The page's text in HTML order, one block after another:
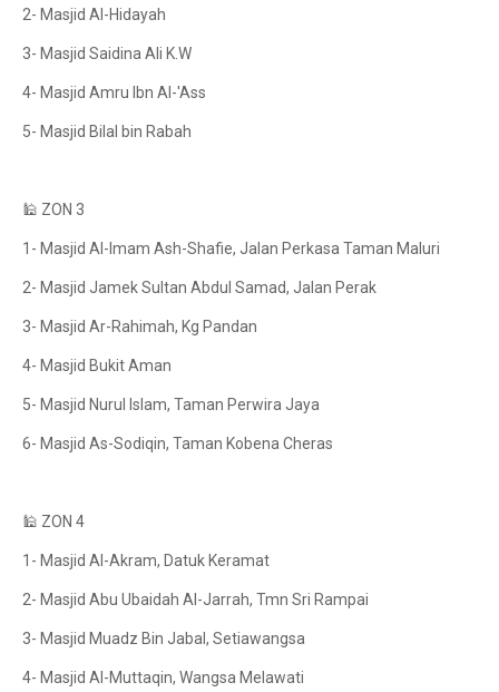
2- Masjid Al-Hidayah
3- Masjid Saidina Ali K.W
4- Masjid Amru Ibn Al-'Ass
5- Masjid Bilal bin Rabah
🕌 ZON 3
1- Masjid Al-Imam Ash-Shafie, Jalan Perkasa Taman Maluri
2- Masjid Jamek Sultan Abdul Samad, Jalan Perak
3- Masjid Ar-Rahimah, Kg Pandan
4- Masjid Bukit Aman
5- Masjid Nurul Islam, Taman Perwira Jaya
6- Masjid As-Sodiqin, Taman Kobena Cheras
🕌 ZON 4
1- Masjid Al-Akram, Datuk Keramat
2- Masjid Abu Ubaidah Al-Jarrah, Tmn Sri Rampai
3- Masjid Muadz Bin Jabal, Setiawangsa
4- Masjid Al-Muttaqin, Wangsa Melawati